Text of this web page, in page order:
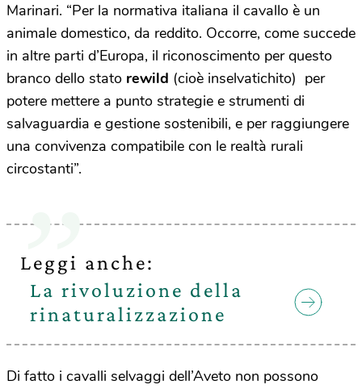
Marinari. “Per la normativa italiana il cavallo è un
animale domestico, da reddito. Occorre, come succede
in altre parti d’Europa, il riconoscimento per questo
branco dello stato rewild (cioè inselvatichito) per
potere mettere a punto strategie e strumenti di
salvaguardia e gestione sostenibili, e per raggiungere
una convivenza compatibile con le realtà rurali
circostanti”.
Leggi anche:
La rivoluzione della
rinaturalizzazione
Di fatto i cavalli selvaggi dell’Aveto non possono